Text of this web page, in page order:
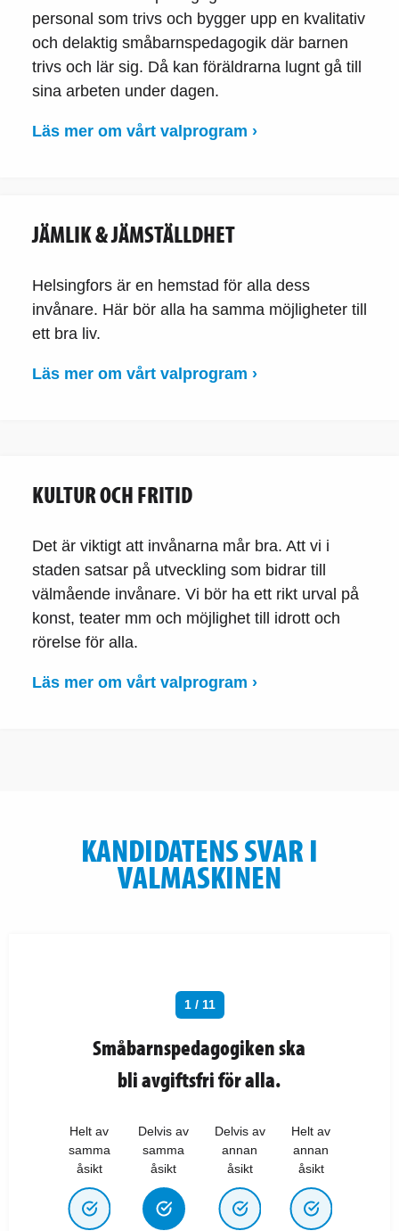
personal som trivs och bygger upp en kvalitativ
och delaktig småbarnspedagogik där barnen
trivs och lär sig. Då kan föräldrarna lugnt gå till
sina arbeten under dagen.
Läs mer om vårt valprogram ›
JÄMLIK & JÄMSTÄLLDHET
Helsingfors är en hemstad för alla dess
invånare. Här bör alla ha samma möjligheter till
ett bra liv.
Läs mer om vårt valprogram ›
KULTUR OCH FRITID
Det är viktigt att invånarna mår bra. Att vi i
staden satsar på utveckling som bidrar till
välmående invånare. Vi bör ha ett rikt urval på
konst, teater mm och möjlighet till idrott och
rörelse för alla.
Läs mer om vårt valprogram ›
KANDIDATENS SVAR I
VALMASKINEN
1 / 11
Småbarnspedagogiken ska
bli avgiftsfri för alla.
Helt av
samma
åsikt
Delvis av
samma
åsikt
Delvis av
annan
åsikt
Helt av
annan
åsikt